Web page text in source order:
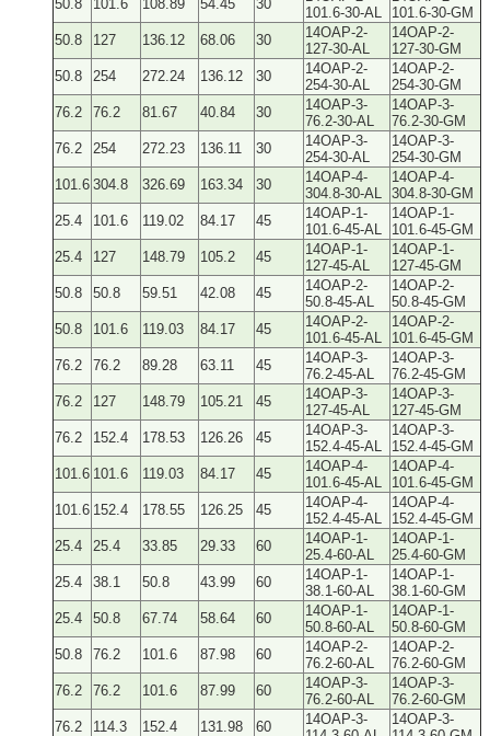
50.8 101.6 108.89 54.45 30
101.6-30-AL
101.6-30-GM
50.8
127 136.12 68.06 30
14OAP-2-
127-30-AL
14OAP-2-
127-30-GM
50.8
254 272.24 136.12 30
14OAP-2-
254-30-AL
14OAP-2-
254-30-GM
76.2
76.2 81.67 40.84 30
14OAP-3-
76.2-30-AL
14OAP-3-
76.2-30-GM
76.2
254 272.23 136.11 30
14OAP-3-
254-30-AL
14OAP-3-
254-30-GM
101.6 304.8 326.69 163.34 30
14OAP-4-
304.8-30-AL
14OAP-4-
304.8-30-GM
25.4
101.6 119.02 84.17 45
14OAP-1-
101.6-45-AL
14OAP-1-
101.6-45-GM
25.4
127 148.79 105.2 45
14OAP-1-
127-45-AL
14OAP-1-
127-45-GM
50.8
50.8 59.51 42.08 45
14OAP-2-
50.8-45-AL
14OAP-2-
50.8-45-GM
50.8
101.6 119.03 84.17 45
14OAP-2-
101.6-45-AL
14OAP-2-
101.6-45-GM
76.2
76.2 89.28 63.11 45
14OAP-3-
76.2-45-AL
14OAP-3-
76.2-45-GM
76.2
127 148.79 105.21 45
14OAP-3-
127-45-AL
14OAP-3-
127-45-GM
76.2
152.4 178.53 126.26 45
14OAP-3-
152.4-45-AL
14OAP-3-
152.4-45-GM
101.6 101.6 119.03 84.17 45
14OAP-4-
101.6-45-AL
14OAP-4-
101.6-45-GM
101.6 152.4 178.55 126.25 45
14OAP-4-
152.4-45-AL
14OAP-4-
152.4-45-GM
25.4
25.4 33.85 29.33 60
14OAP-1-
25.4-60-AL
14OAP-1-
25.4-60-GM
25.4
38.1 50.8 43.99 60
14OAP-1-
38.1-60-AL
14OAP-1-
38.1-60-GM
25.4
50.8 67.74 58.64 60
14OAP-1-
50.8-60-AL
14OAP-1-
50.8-60-GM
50.8
76.2 101.6 87.98 60
14OAP-2-
76.2-60-AL
14OAP-2-
76.2-60-GM
76.2
76.2 101.6 87.99 60
14OAP-3-
76.2-60-AL
14OAP-3-
76.2-60-GM
76.2
114.3 152.4 131.98 60
14OAP-3-
14OAP-3-